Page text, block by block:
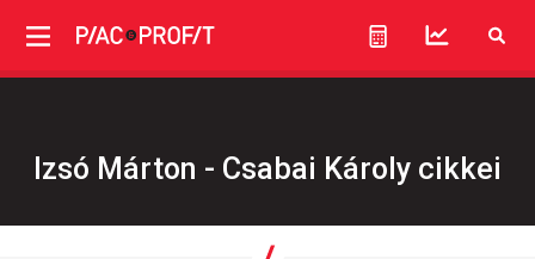
Izsó Márton - Csabai Károly cikkei